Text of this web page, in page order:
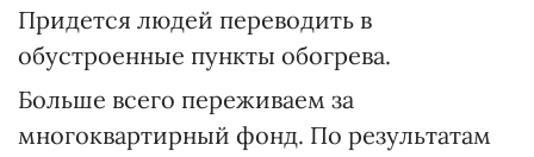
Придется людей переводить в
обустроенные пункты обогрева.
Больше всего переживаем за
многоквартирный фонд. По результатам